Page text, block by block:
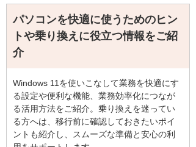
パソコンを快適に使うためのヒン
トや乗り換えに役立つ情報をご紹
介
Windows 11を使いこなして業務を快適にす
る設定や便利な機能、業務効率化につなが
る活用方法をご紹介。乗り換えを迷ってい
る方へは、移行前に確認しておきたいポイ
ントも紹介し、スムーズな準備と安心の利